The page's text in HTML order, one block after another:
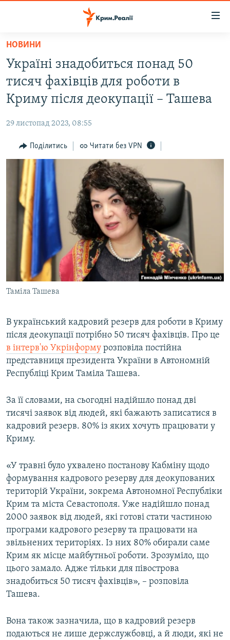
Перейти
основного
матеріалу
Перейти
до
основної
Перейти
до
пошуку
ВОДА.КРИМ
ВІДЕО ТА ФОТО
БЛОГИ
ПОГЛЯД
ІНТЕРВ'Ю
ВСЕ ЗА ДЕНЬ
СПЕЦПРОЕКТИ
ДЕПОРТАЦІЯ
ВІДЕОУРОКИ «ELIFBE»
СВІДЧЕННЯ ОКУПАЦІЇ
УКРАЇНСЬКА ПРОБЛЕМА КРИМУ
ІНФОГРАФІКА
ЯК ОБІЙТИ БЛОКУВАННЯ
Русский
Qırımtatar
ДОЛУЧАЙСЯ!
Усі сайти RFE/RL
НОВИНИ
Україні знадобиться понад 50
тисяч фахівців для роботи в
Криму після деокупації – Ташева
29 листопад 2023, 08:55
Поділитись Читати без VPN
Таміла Ташева
В український кадровий резерв для роботи в Криму
після деокупації потрібно 50 тисяч фахівців. Про це
в інтерв'ю Укрінформу розповіла постійна
представниця президента України в Автономній
Республіці Крим Таміла Ташева.
За її словами, на сьогодні надійшло понад дві
тисячі заявок від людей, які бажають записатися в
кадровий резерв. 80% із яких хочуть працювати у
Криму.
«У травні було ухвалено постанову Кабміну щодо
формування кадрового резерву для деокупованих
територій України, зокрема Автономної Республіки
Крим та міста Севастополя. Уже надійшло понад
2000 заявок від людей, які готові стати частиною
програми кадрового резерву та працювати на
звільнених територіях. Із них 80% обирали саме
Крим як місце майбутньої роботи. Зрозуміло, що
цього замало. Адже тільки для півострова
знадобиться 50 тисяч фахівців», – розповіла
Ташева.
Вона також зазначила, що в кадровий резерв
подаються не лише держслужбовці, а й люди, які не